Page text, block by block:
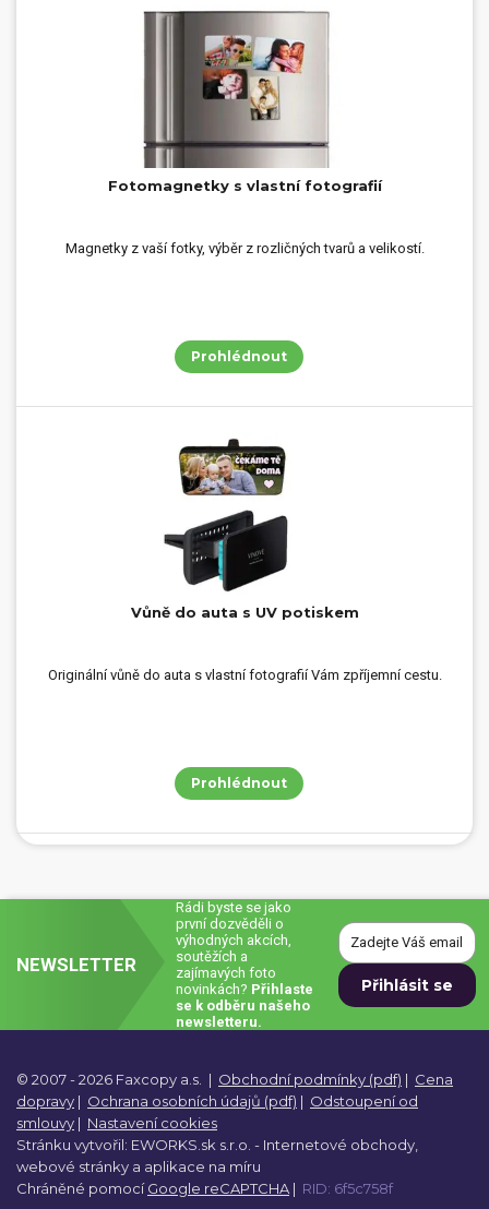
Fotomagnetky s vlastní fotografií
Magnetky z vaší fotky, výběr z rozličných tvarů a velikostí.
Prohlédnout
Vůně do auta s UV potiskem
Originální vůně do auta s vlastní fotografií Vám zpříjemní cestu.
Prohlédnout
NEWSLETTER
Rádi byste se jako
první dozvěděli o
výhodných akcích,
soutěžích a
zajímavých foto
novinkách? Přihlaste
se k odběru našeho
newsletteru.
© 2007 - 2026 Faxcopy a.s. | Obchodní podmínky (pdf) | Cena
dopravy | Ochrana osobních údajů (pdf) | Odstoupení od
smlouvy | Nastavení cookies
Stránku vytvořil: EWORKS.sk s.r.o. - Internetové obchody,
webové stránky a aplikace na míru
Chráněné pomocíGoogle reCAPTCHA | RID: 6f5c758f